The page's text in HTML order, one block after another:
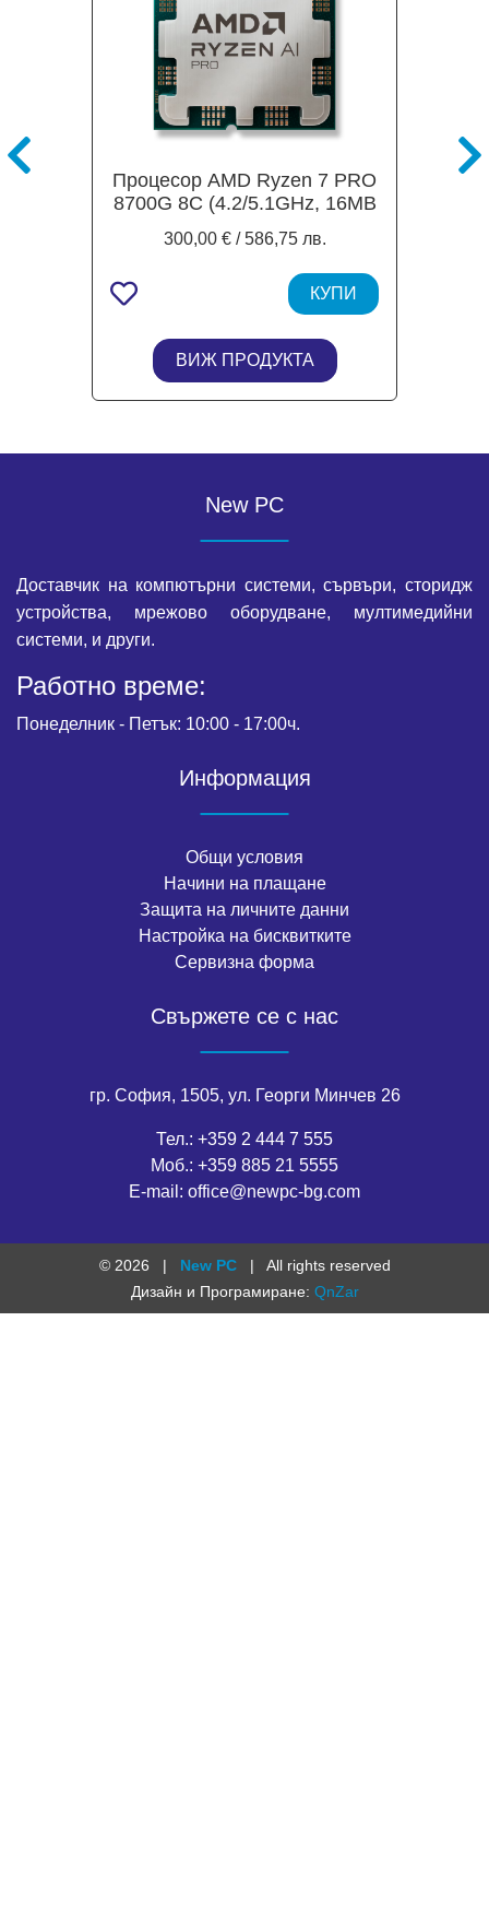
Процесор AMD Ryzen 7 PRO
8700G 8C (4.2/5.1GHz, 16MB
300,00 € / 586,75 лв.
КУПИ
ВИЖ ПРОДУКТА
New PC
Доставчик на компютърни системи, сървъри, сторидж
устройства, мрежово оборудване, мултимедийни
системи, и други.
Работно време:
Понеделник - Петък: 10:00 - 17:00ч.
Информация
Общи условия
Начини на плащане
Защита на личните данни
Настройка на бисквитките
Сервизна форма
Свържете се с нас
гр. София, 1505, ул. Георги Минчев 26
Тел.: +359 2 444 7 555
Моб.: +359 885 21 5555
E-mail: office@newpc-bg.com
© 2026 | New PC |
All rights reserved
Дизайн и Програмиране: QnZar